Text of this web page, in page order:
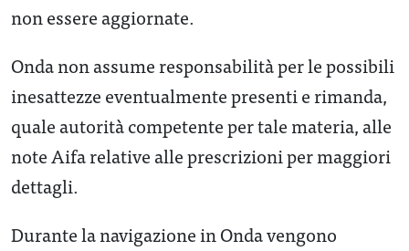
non essere aggiornate.
Onda non assume responsabilità per le possibili
inesattezze eventualmente presenti e rimanda,
quale autorità competente per tale materia, alle
note Aifa relative alle prescrizioni per maggiori
dettagli.
Durante la navigazione in Onda vengono